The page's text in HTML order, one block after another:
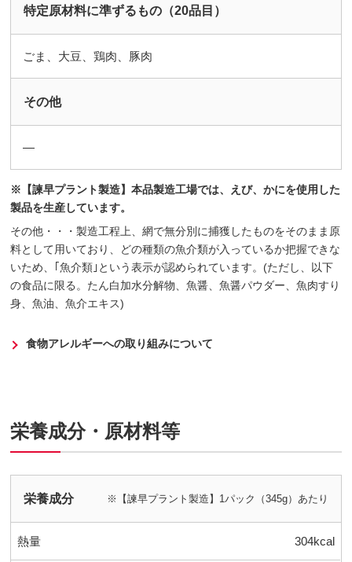
特定原材料に準ずるもの（20品目）
ごま、大豆、鶏肉、豚肉
その他
―
※【諫早プラント製造】本品製造工場では、えび、かにを使用した
製品を生産しています。
その他・・・製造工程上、網で無分別に捕獲したものをそのまま原
料として用いており、どの種類の魚介類が入っているか把握できな
いため、｢魚介類｣という表示が認められています。(ただし、以下
の食品に限る。たん白加水分解物、魚醤、魚醤パウダー、魚肉すり
身、魚油、魚介エキス)
食物アレルギーへの取り組みについて
栄養成分・原材料等
栄養成分 ※【諫早プラント製造】1パック（345g）あたり
熱量 304kcal